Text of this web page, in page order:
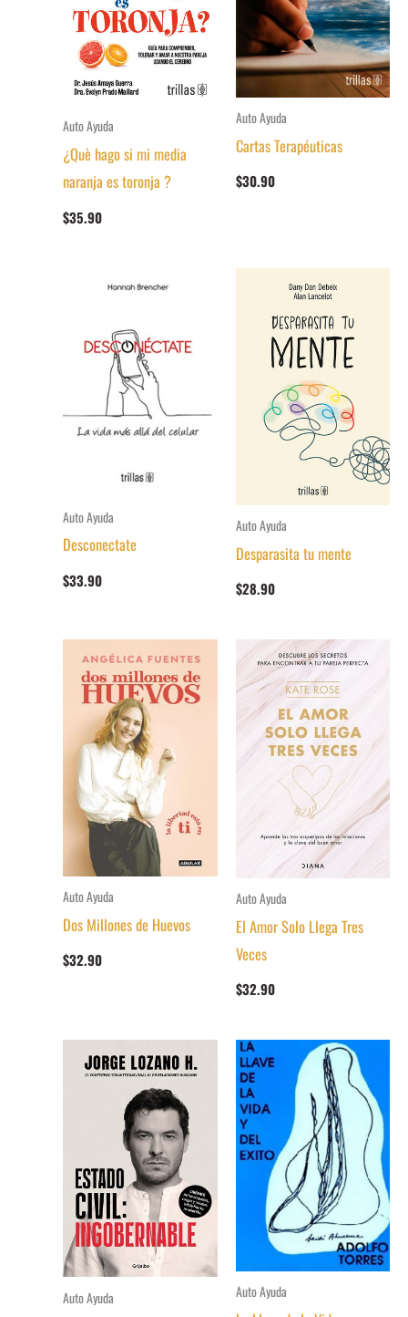
Auto Ayuda
¿Què hago si mi media
naranja es toronja ?
$35.90
Auto Ayuda
Cartas Terapéuticas
$30.90
Auto Ayuda
Desconectate
$33.90
Auto Ayuda
Desparasita tu mente
$28.90
Auto Ayuda
Dos Millones de Huevos
$32.90
Auto Ayuda
El Amor Solo Llega Tres
Veces
$32.90
Auto Ayuda Auto Ayuda